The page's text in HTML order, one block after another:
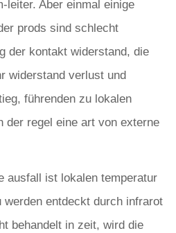
leiter. Aber einmal einige
prods sind schlecht
der kontakt widerstand, die
widerstand verlust und
führenden zu lokalen
der regel eine art von externe
ausfall ist lokalen temperatur
entdeckt durch infrarot
behandelt in zeit, wird die